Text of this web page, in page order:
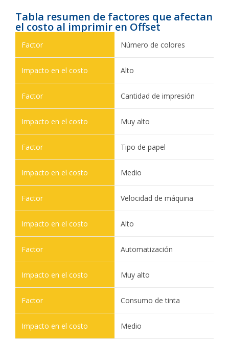
Tabla resumen de factores que afectan
el costo al imprimir en Offset
Número de colores
Alto
Cantidad de impresión
Muy alto
Tipo de papel
Medio
Velocidad de máquina
Alto
Automatización
Muy alto
Consumo de tinta
Medio